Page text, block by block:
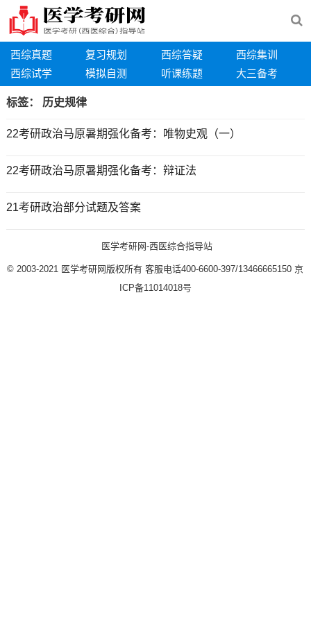
西综真题 复习规划 西综答疑
西综集训
西综试学
模拟自测 听课练题 大三备考
标签： 历史规律
22考研政治马原暑期强化备考：唯物史观（一）
22考研政治马原暑期强化备考：辩证法
21考研政治部分试题及答案
医学考研网-西医综合指导站
© 2003-2021 医学考研网版权所有 客服电话400-6600-397/13466665150 京
ICP备11014018号